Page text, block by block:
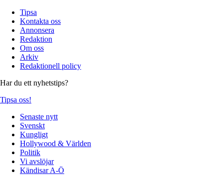
Tipsa
Kontakta oss
Annonsera
Redaktion
Om oss
Arkiv
Redaktionell policy
Har du ett nyhetstips?
Tipsa oss!
Senaste nytt
Svenskt
Kungligt
Hollywood & Världen
Politik
Vi avslöjar
Kändisar A-Ö